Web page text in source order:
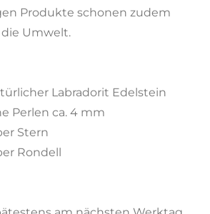
Produkte schonen zudem
Umwelt.
Labradorit Edelstein
Perlen ca. 4 mm
Stern
Rondell